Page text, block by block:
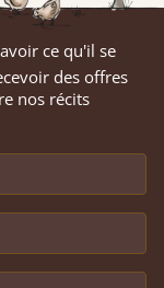
ce qu'il se
des offres
nos récits